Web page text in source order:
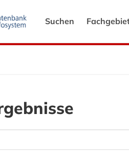
Suchen